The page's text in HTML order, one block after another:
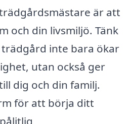
är att
och din livsmiljö. Tänk
inte bara ökar
utan också ger
dig och din familj.
för att börja ditt